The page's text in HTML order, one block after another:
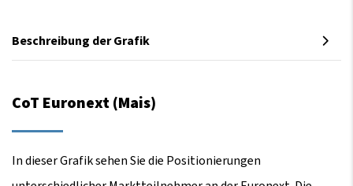
Beschreibung der Grafik
CoT Euronext (Mais)
In dieser Grafik sehen Sie die Positionierungen